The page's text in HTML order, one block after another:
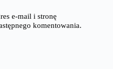
e-mail i stronę
komentowania.